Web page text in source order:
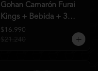
Gohan Camarón Furai
Kings + Bebida + 3
Unid de Gyozas Nikkei
$16.990
$21.240